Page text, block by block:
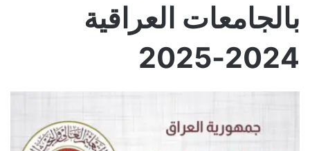
بالجامعات العراقية
2024-2025